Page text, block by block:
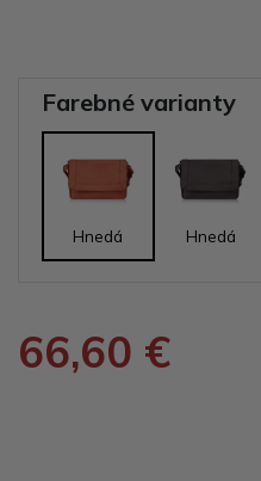
Farebné varianty
Hnedá Hnedá
66,60 €